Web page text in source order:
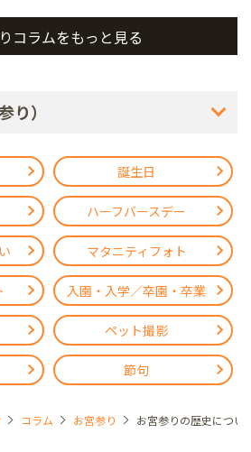
コラムをもっと見る
り）
誕生日
ハーフバースデー
マタニティフォト
入園・入学／卒園・卒業
ペット撮影
節句
コラム お宮参り お宮参りの歴史につい